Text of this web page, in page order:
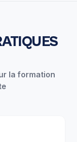
la formation